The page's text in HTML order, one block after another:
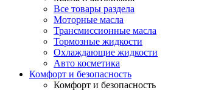
Все товары раздела
Моторные масла
Трансмиссионные масла
Тормозные жидкости
Охлаждающие жидкости
Авто косметика
Комфорт и безопасность
Комфорт и безопасность